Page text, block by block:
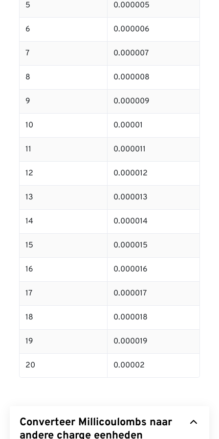
5 0.000005
6 0.000006
7 0.000007
8 0.000008
9 0.000009
10 0.00001
11 0.000011
12 0.000012
13 0.000013
14 0.000014
15 0.000015
16 0.000016
17 0.000017
18 0.000018
19 0.000019
20 0.00002
Converteer Millicoulombs naar
andere charge eenheden